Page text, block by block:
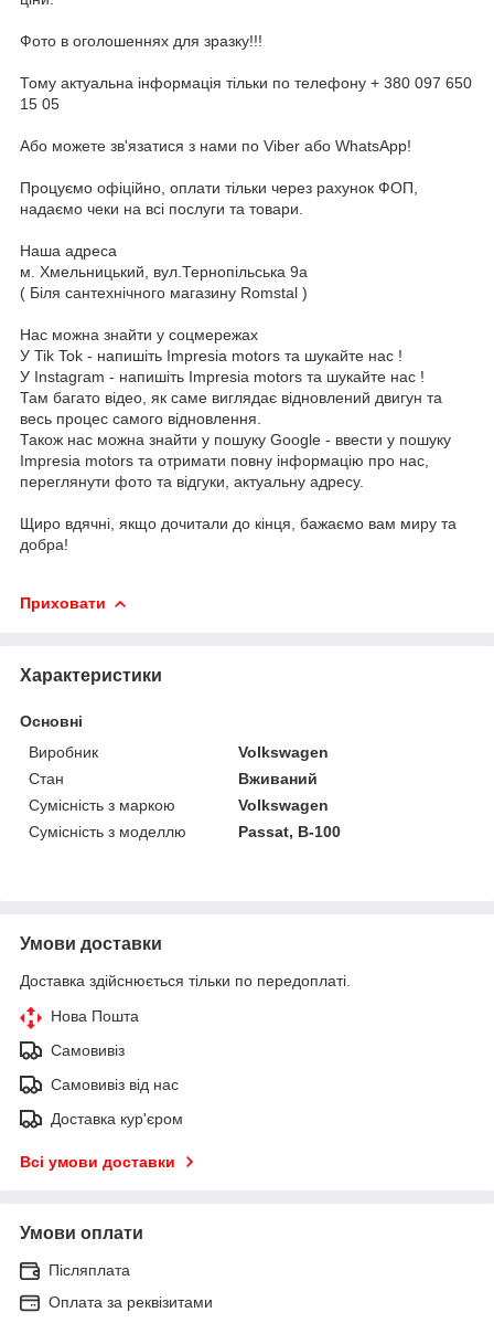
Фото в оголошеннях для зразку!!!
Тому актуальна інформація тільки по телефону + 380 097 650
15 05
Або можете зв'язатися з нами по Viber або WhatsApp!
Процуємо офіційно, оплати тільки через рахунок ФОП,
надаємо чеки на всі послуги та товари.
Наша адреса
м. Хмельницький, вул.Тернопільська 9а
( Біля сантехнічного магазину Romstal )
Нас можна знайти у соцмережах
У Tik Tok - напишіть Impresia motors та шукайте нас !
У Instagram - напишіть Impresia motors та шукайте нас !
Там багато відео, як саме виглядає відновлений двигун та
весь процес самого відновлення.
Також нас можна знайти у пошуку Google - ввести у пошуку
Impresia motors та отримати повну інформацію про нас,
переглянути фото та відгуки, актуальну адресу.
Щиро вдячні, якщо дочитали до кінця, бажаємо вам миру та
добра!
Приховати
Характеристики
Основні
Виробник
Volkswagen
Стан
Вживаний
Сумісність з маркою
Volkswagen
Сумісність з моделлю
Passat, B-100
Умови доставки
Доставка здійснюється тільки по передоплаті.
Нова Пошта
Самовивіз
Самовивіз від нас
Доставка кур'єром
Всі умови доставки
Умови оплати
Післяплата
Оплата за реквізитами